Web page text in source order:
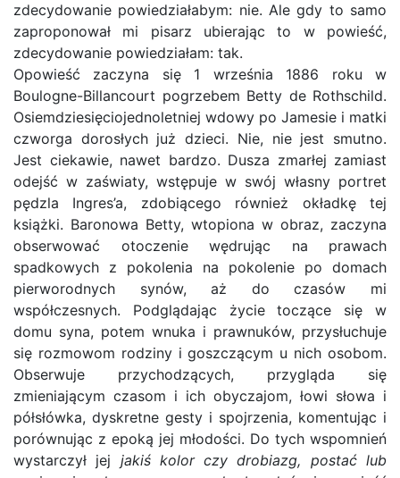
zdecydowanie powiedziałabym: nie. Ale gdy to samo
zaproponował mi pisarz ubierając to w powieść,
zdecydowanie powiedziałam: tak.
Opowieść zaczyna się 1 września 1886 roku w
Boulogne-Billancourt pogrzebem Betty de Rothschild.
Osiemdziesięciojednoletniej wdowy po Jamesie i matki
czworga dorosłych już dzieci. Nie, nie jest smutno.
Jest ciekawie, nawet bardzo. Dusza zmarłej zamiast
odejść w zaświaty, wstępuje w swój własny portret
pędzla Ingres’a, zdobiącego również okładkę tej
książki. Baronowa Betty, wtopiona w obraz, zaczyna
obserwować otoczenie wędrując na prawach
spadkowych z pokolenia na pokolenie po domach
pierworodnych synów, aż do czasów mi
współczesnych. Podglądając życie toczące się w
domu syna, potem wnuka i prawnuków, przysłuchuje
się rozmowom rodziny i goszczącym u nich osobom.
Obserwuje przychodzących, przygląda się
zmieniającym czasom i ich obyczajom, łowi słowa i
półsłówka, dyskretne gesty i spojrzenia, komentując i
porównując z epoką jej młodości. Do tych wspomnień
wystarczył jej jakiś kolor czy drobiazg, postać lub